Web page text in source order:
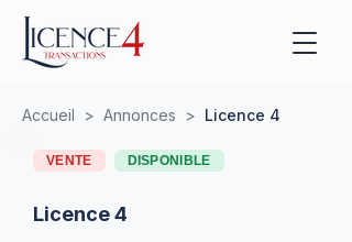
Accueil > Annonces > Licence 4
VENTE DISPONIBLE
Licence 4